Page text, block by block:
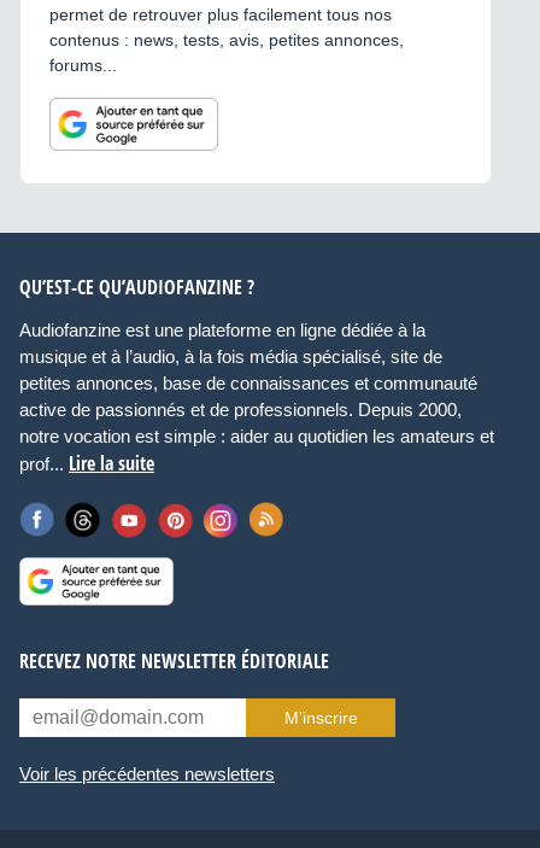
permet de retrouver plus facilement tous nos
contenus : news, tests, avis, petites annonces,
forums...
QU’EST-CE QU’AUDIOFANZINE ?
Audiofanzine est une plateforme en ligne dédiée à la
musique et à l’audio, à la fois média spécialisé, site de
petites annonces, base de connaissances et communauté
active de passionnés et de professionnels. Depuis 2000,
notre vocation est simple : aider au quotidien les amateurs et
prof... Lire la suite
RECEVEZ NOTRE NEWSLETTER ÉDITORIALE
M’inscrire
Voir les précédentes newsletters